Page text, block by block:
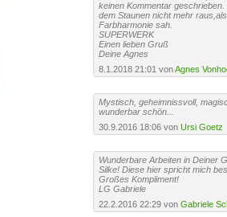
keinen Kommentar
dem Staunen nicht mehr
Farbharmonie sah.
SUPERWERK
Einen lieben Gruß
Deine Agnes
8.1.2018 21:01 vonAgnes
Mystisch, geheimnissvoll,
wunderbar schön...
30.9.2016 18:06 von Ursi Goetz
Wunderbare Arbeiten in Deiner
Silke! Diese hier spricht mich
Großes Kompliment!
LG Gabriele
22.2.2016 22:29 von Gabriele